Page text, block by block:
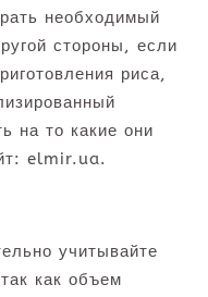
необходимый
стороны, если
риса,
на то какие они
elmir.ua.
учитывайте
как объем